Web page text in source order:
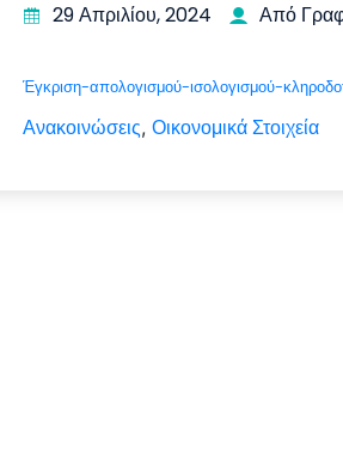
29 Απριλίου, 2024 Από
Έγκριση-απολογισμού-ισολογισμού-
Ανακοινώσεις, Οικονομικά Στοιχεία